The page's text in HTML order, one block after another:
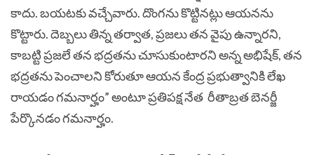
కాదు. బయటకు వచ్చేవారు. దొంగను కొట్టినట్లు ఆయనను
కొట్టారు. దెబ్బలు తిన్న తర్వాత, ప్రజలు తన వైపు ఉన్నారని,
కాబట్టి ప్రజలే తన భద్రతను చూసుకుంటారని అన్న అభిషేక్, తన
భద్రతను పెంచాలని కోరుతూ ఆయన కేంద్ర ప్రభుత్వానికి లేఖ
రాయడం గమనార్హం” అంటూ ప్రతిపక్ష నేత రీతాబ్రత బెనర్జీ
పేర్కొనడం గమనార్హం.